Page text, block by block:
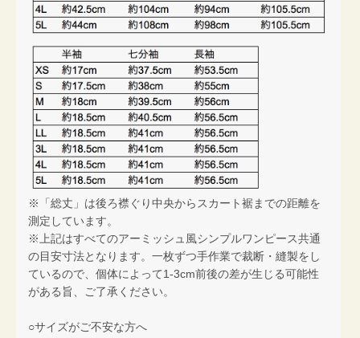
※「総丈」は後ろ襟ぐり中央からスカート裾までの距離を
測定しています。
※上記はすべてのアーミッシュ風シンプルワンピース共通
の目安寸法となります。一枚ずつ手作業で裁断・縫製をし
ているので、個体によって1-3cm前後の差が生じる可能性
がある旨、ご了承ください。
○サイズがご不安な方へ